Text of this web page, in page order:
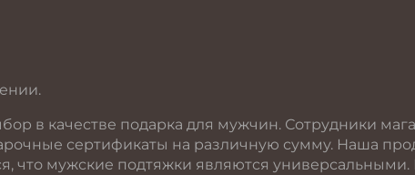
в качестве подарка для мужчин. Сотрудники
сертификаты на различную сумму. Наша
что мужские подтяжки являются